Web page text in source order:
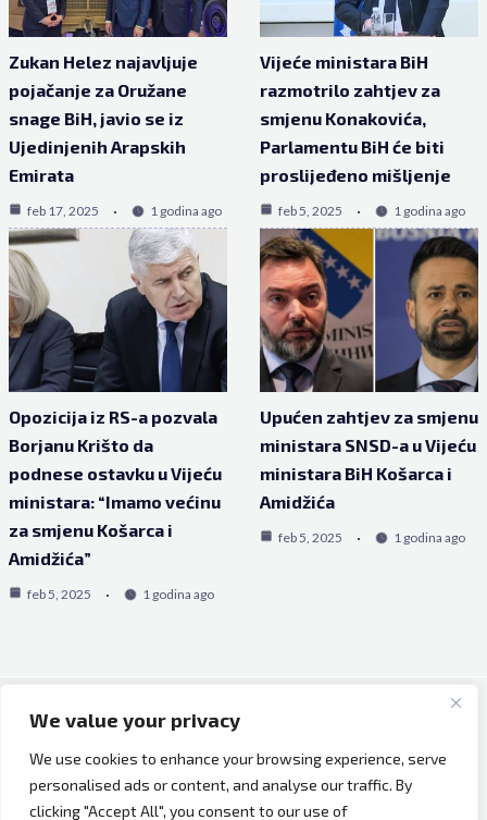
We value your privacy
We use cookies to enhance your browsing experience, serve
personalised ads or content, and analyse our traffic. By
clicking "Accept All", you consent to our use of
Zukan Helez najavljuje
pojačanje za Oružane
snage BiH, javio se iz
Ujedinjenih Arapskih
Emirata
feb 17, 2025 1 godina ago
Vijeće ministara BiH
razmotrilo zahtjev za
smjenu Konakovića,
Parlamentu BiH će biti
proslijeđeno mišljenje
feb 5, 2025 1 godina ago
Opozicija iz RS-a pozvala
Borjanu Krišto da
podnese ostavku u Vijeću
ministara: “Imamo većinu
za smjenu Košarca i
Amidžića”
feb 5, 2025 1 godina ago
Upućen zahtjev za smjenu
ministara SNSD-a u Vijeću
ministara BiH Košarca i
Amidžića
feb 5, 2025 1 godina ago
Copyright © 2026 Bh Dijaspora.
O nama
Marketing